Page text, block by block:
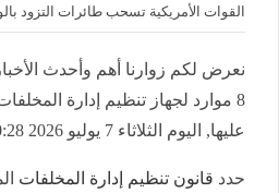
القوات الأمريكية تسحب طائرات التزود
نعرض لكم زوارنا أهم وأحدث
8 موارد لجهاز تنظيم إدارة
عليها, اليوم الثلاثاء 7 يوليو 2026 10:28 صباحاً
حدد قانون تنظيم إدارة المخلفات